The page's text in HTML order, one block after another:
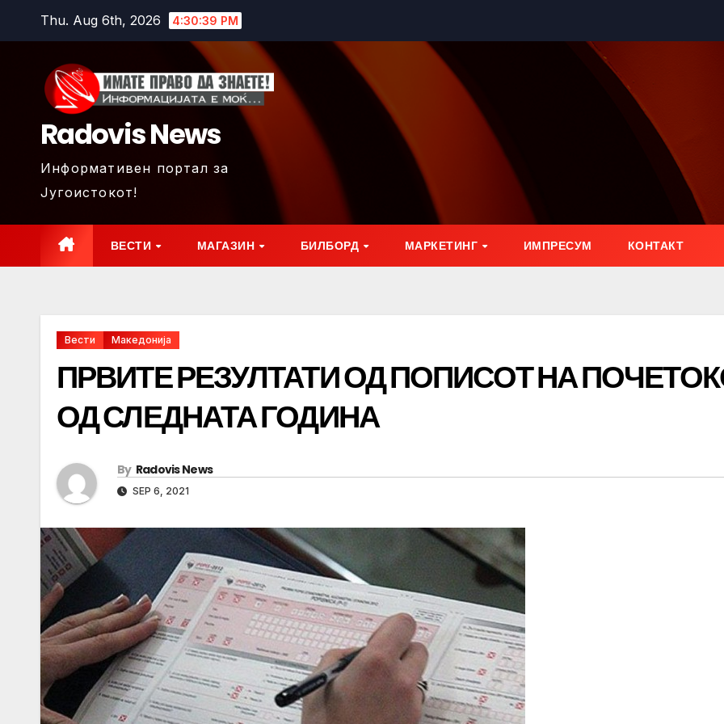
Thu. Aug 6th, 2026 4:30:41 PM
Radovis News
Информативен портал за
Југоистокот!
ВЕСТИ МАГАЗИН БИЛБОРД МАРКЕТИНГ ИМПРЕСУМ КОНТАКТ
Вести Македонија
ПРВИТЕ РЕЗУЛТАТИ ОД ПОПИСОТ НА
ОД СЛЕДНАТА ГОДИНА
By Radovis News
SEP 6, 2021